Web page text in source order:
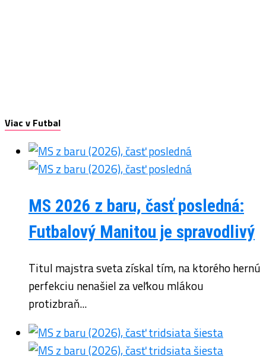
Viac v Futbal
MS 2026 z baru, časť posledná:
Futbalový Manitou je spravodlivý
Titul majstra sveta získal tím, na ktorého hernú
perfekciu nenašiel za veľkou mlákou
protizbraň...